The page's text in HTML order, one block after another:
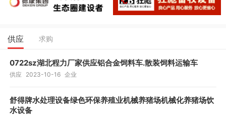
供应 求购
0722sz湖北程力厂家供应铝合金饲料车.散装饲料运输车
供应 2023-10-16 企业
舒得牌水处理设备绿色环保养殖业机械养猪场机械化养猪场饮
水设备